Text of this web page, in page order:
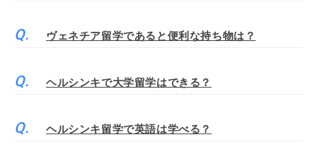
ヴェネチア留学であると便利な持ち物は？
ヘルシンキで大学留学はできる？
ヘルシンキ留学で英語は学べる？